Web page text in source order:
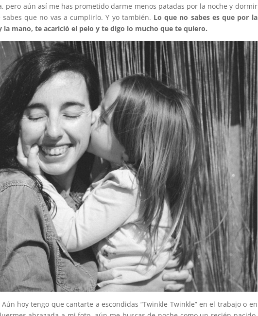
pero aún así me has prometido darme menos patadas por la noche y dormir
que no vas a cumplirlo. Y yo también. Lo que no sabes es que por la
la mano, te acarició el pelo y te digo lo mucho que te quiero.
hoy tengo que cantarte a escondidas “Twinkle Twinkle” en el trabajo o en